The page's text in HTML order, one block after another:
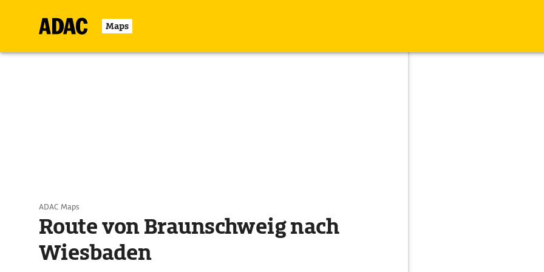
Maps
ADAC Maps
Route von Braunschweig nach
Wiesbaden